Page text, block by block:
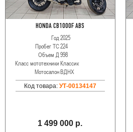
HONDA CB1000F ABS
Год2025
Пробег ТС224
Объем Д998
Класс мототехникиКлассик
МотосалонВДНХ
Код товара: УТ-00134147
1 499 000 р.